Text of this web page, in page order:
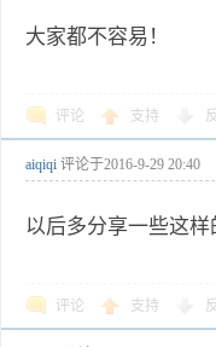
大家都不容易！
评论 支持
aiqiqi 评论于2016-9-29 20:40
以后多分享一些这
评论 支持